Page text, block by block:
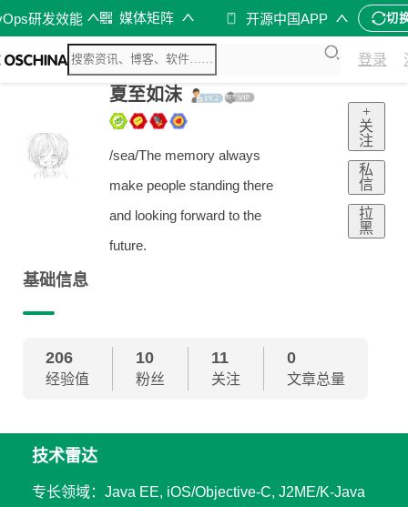
研发效能 媒体矩阵 开源中国APP 切
登录
夏至如沫
/sea/The memory always
make people standing there
and looking forward to the
future.
+
关
注
私
信
拉
黑
基础信息
206
经验值
10
粉丝
11
关注
0
文章总量
技术雷达
专长领域：Java EE, iOS/Objective-C, J2ME/K-Java